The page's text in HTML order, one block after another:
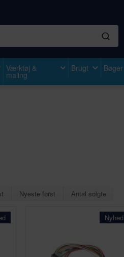
Værktøj &
maling
Brugt Bøger
Nyeste først Antal solgte
Nyhed